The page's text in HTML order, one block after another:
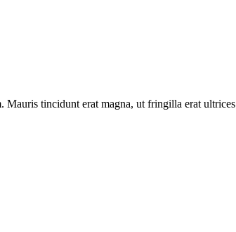
tincidunt erat magna, ut fringilla erat